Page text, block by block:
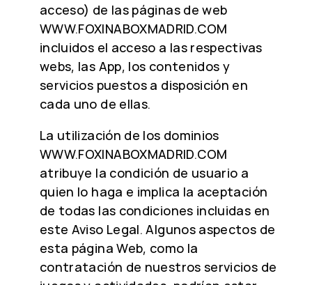
acceso) de las páginas de web
WWW.FOXINABOXMADRID.COM
incluidos el acceso a las respectivas
webs, las App, los contenidos y
servicios puestos a disposición en
cada uno de ellas.
La utilización de los dominios
WWW.FOXINABOXMADRID.COM
atribuye la condición de usuario a
quien lo haga e implica la aceptación
de todas las condiciones incluidas en
este Aviso Legal. Algunos aspectos de
esta página Web, como la
contratación de nuestros servicios de